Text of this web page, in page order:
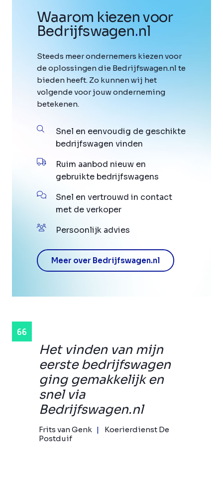
Het vinden van mijn
eerste bedrijfswagen
ging gemakkelijk en
snel via
Bedrijfswagen.nl
Frits van Genk
Koerierdienst De
Postduif
Waarom kiezen voor
Bedrijfswagen.nl
Steeds meer ondernemers kiezen voor
de oplossingen die Bedrijfswagen.nl te
bieden heeft. Zo kunnen wij het
volgende voor jouw onderneming
betekenen.
Snel en eenvoudig de geschikte
bedrijfswagen vinden
Ruim aanbod nieuw en
gebruikte bedrijfswagens
Snel en vertrouwd in contact
met de verkoper
Persoonlijk advies
Meer over Bedrijfswagen.nl